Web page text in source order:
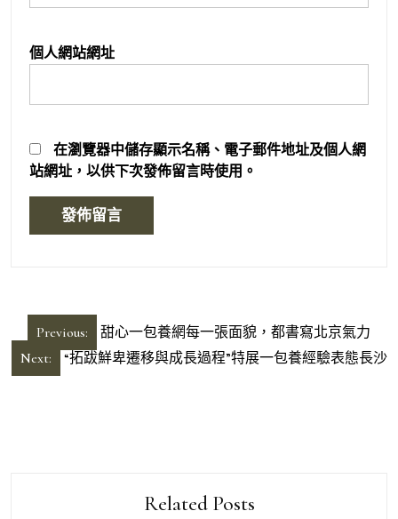
個人網站網址
在瀏覽器中儲存顯示名稱、電子郵件地址及個人網
站網址，以供下次發佈留言時使用。
章
導
Previous:
甜心一包養網每一張面貌，都書寫北京氣力
Next:
“拓跋鮮卑遷移與成長過程”特展一包養經驗表態長沙
Related Posts